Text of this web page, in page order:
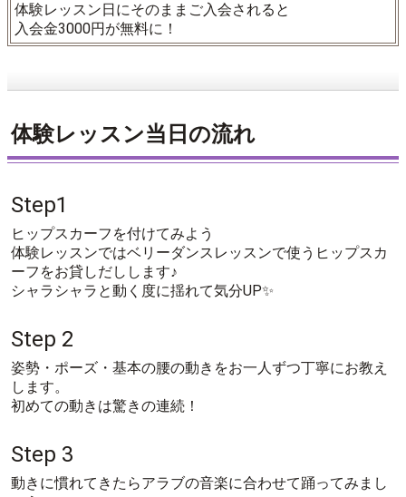
体験レッスン日にそのままご入会されると
入会金3000円が無料に！
体験レッスン当日の流れ
Step1
ヒップスカーフを付けてみよう
体験レッスンではベリーダンスレッスンで使うヒップスカ
ーフをお貸しだしします♪
シャラシャラと動く度に揺れて気分UP✨
Step 2
姿勢・ポーズ・基本の腰の動きをお一人ずつ丁寧にお教え
します。
初めての動きは驚きの連続！
Step 3
動きに慣れてきたらアラブの音楽に合わせて踊ってみまし